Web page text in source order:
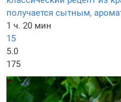
получается сытным,
1 ч. 20 мин
15
5.0
175